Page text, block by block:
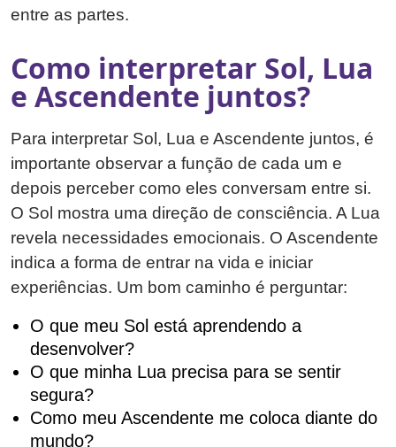
entre as partes.
Como interpretar Sol, Lua
e Ascendente juntos?
Para interpretar Sol, Lua e Ascendente juntos, é
importante observar a função de cada um e
depois perceber como eles conversam entre si.
O Sol mostra uma direção de consciência. A Lua
revela necessidades emocionais. O Ascendente
indica a forma de entrar na vida e iniciar
experiências. Um bom caminho é perguntar:
O que meu Sol está aprendendo a
desenvolver?
O que minha Lua precisa para se sentir
segura?
Como meu Ascendente me coloca diante do
mundo?